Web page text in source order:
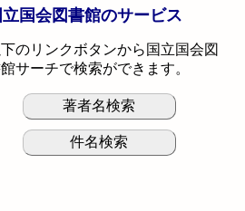
立国会図書館のサービス
下のリンクボタンから国立国会図
サーチで検索ができます。
著者名検索
件名検索